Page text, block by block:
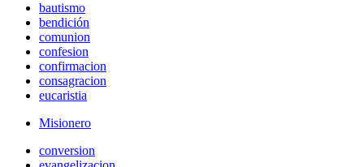
bautismo
bendición
comunion
confesion
confirmacion
consagracion
eucaristia
Misionero
conversion